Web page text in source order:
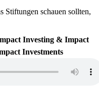
schauen sollten,
Investing & Impact
Investments